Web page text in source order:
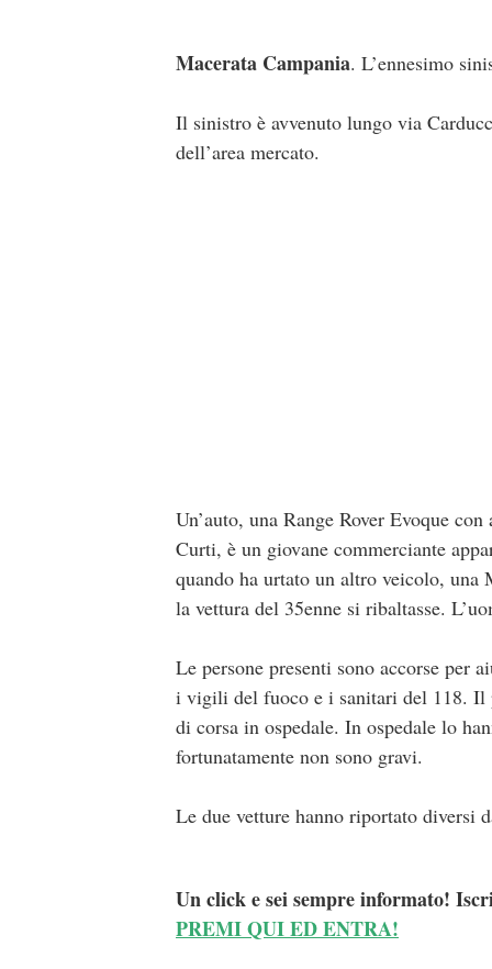
Macerata Campania. L’ennesimo
Il sinistro è avvenuto lungo via
dell’area mercato.
Un’auto, una Range Rover Evoque
Curti, è un giovane commerciante
quando ha urtato un altro veicolo, una
la vettura del 35enne si ribaltasse.
Le persone presenti sono accorse per
i vigili del fuoco e i sanitari del 118. Il
di corsa in ospedale. In ospedale lo
fortunatamente non sono gravi.
Le due vetture hanno riportato diversi
Un click e sei sempre informato!
PREMI QUI ED ENTRA!